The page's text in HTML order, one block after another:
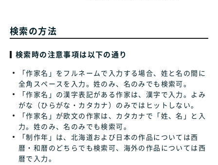
検索の方法
検索時の注意事項は以下の通り
「作家名」をフルネームで入力する場合、姓と名の間に
全角スペースを入力。姓のみ、名のみでも検索可。
「作家名」の漢字表記がある作家は、漢字で入力。よみ
がな（ひらがな・カタカナ）のみではヒットしない。
「作家名」が欧文の作家は、カタカナで「姓、名」と入
力。姓のみ、名のみでも検索可。
「制作年」は、北海道および日本の作品については西
暦・和暦のどちらでも検索可、海外の作品については西
暦で入力。